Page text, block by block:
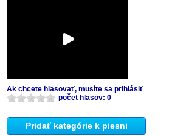
Ak chcete hlasovať, musíte sa prihlásiť
počet hlasov: 0
Pridať kategórie k piesni